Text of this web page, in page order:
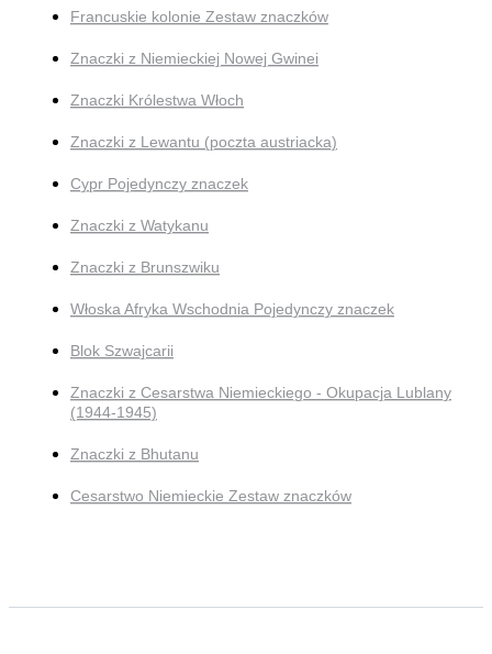
Francuskie kolonie Zestaw znaczków
Znaczki z Niemieckiej Nowej Gwinei
Znaczki Królestwa Włoch
Znaczki z Lewantu (poczta austriacka)
Cypr Pojedynczy znaczek
Znaczki z Watykanu
Znaczki z Brunszwiku
Włoska Afryka Wschodnia Pojedynczy znaczek
Blok Szwajcarii
Znaczki z Cesarstwa Niemieckiego - Okupacja Lublany
(1944-1945)
Znaczki z Bhutanu
Cesarstwo Niemieckie Zestaw znaczków